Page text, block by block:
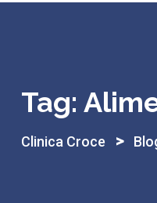
Tag:
Clinica Croce >